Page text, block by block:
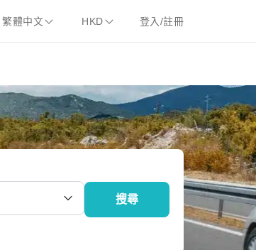
登入/註冊
HKD
繁體中文
搜尋